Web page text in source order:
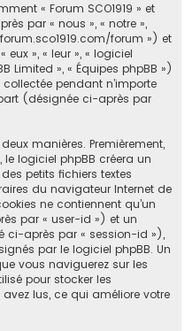
« Forum SCO1919 » et
par « nous », « notre »,
forum.sco1919.com/forum ») et
», « leur », « logiciel
Limited », « Équipes phpBB »)
pendant n’importe
(désignée ci-après par
manières. Premièrement,
le logiciel phpBB créera un
petits fichiers textes
du navigateur Internet de
ne contiennent qu’un
par « user-id ») et un
ci-après par « session-id »),
par le logiciel phpBB. Un
vous naviguerez sur les
pour stocker les
lus, ce qui améliore votre